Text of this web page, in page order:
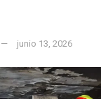
junio 13, 2026